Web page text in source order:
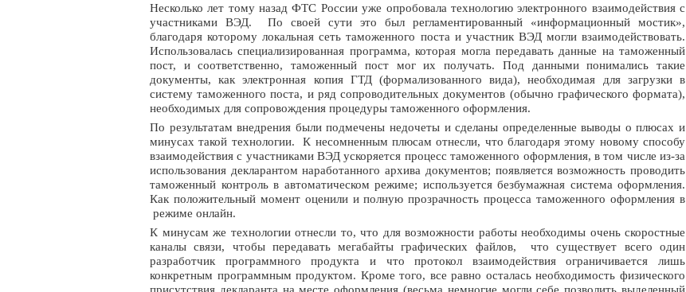
Несколько лет тому назад ФТС России уже опробовала технологию электронного взаимодействия с
участниками ВЭД. По своей сути это был регламентированный «информационный мостик»,
благодаря которому локальная сеть таможенного поста и участник ВЭД могли взаимодействовать.
Использовалась специализированная программа, которая могла передавать данные на таможенный
пост, и соответственно, таможенный пост мог их получать. Под данными понимались такие
документы, как электронная копия ГТД (формализованного вида), необходимая для загрузки в
систему таможенного поста, и ряд сопроводительных документов (обычно графического формата),
необходимых для сопровождения процедуры таможенного оформления.
По результатам внедрения были подмечены недочеты и сделаны определенные выводы о плюсах и
минусах такой технологии. К несомненным плюсам отнесли, что благодаря этому новому способу
взаимодействия с участниками ВЭД ускоряется процесс таможенного оформления, в том числе из-за
использования декларантом наработанного архива документов; появляется возможность проводить
таможенный контроль в автоматическом режиме; используется безбумажная система оформления.
Как положительный момент оценили и полную прозрачность процесса таможенного оформления в
режиме онлайн.
К минусам же технологии отнесли то, что для возможности работы необходимы очень скоростные
каналы связи, чтобы передавать мегабайты графических файлов, что существует всего один
разработчик программного продукта и что протокол взаимодействия ограничивается лишь
конкретным программным продуктом. Кроме того, все равно осталась необходимость физического
присутствия декларанта на месте оформления (весьма немногие могли себе позволить выделенный